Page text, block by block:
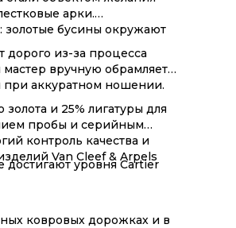
арки.
золотые бусины окружают
дорого из-за процесса
вручную обрамляет
при аккуратном ношении.
и 25% лигатуры для
пробы и серийным
контроль качества и
Van Cleef & Arpels
уровня Cartier
ковровых дорожках и в